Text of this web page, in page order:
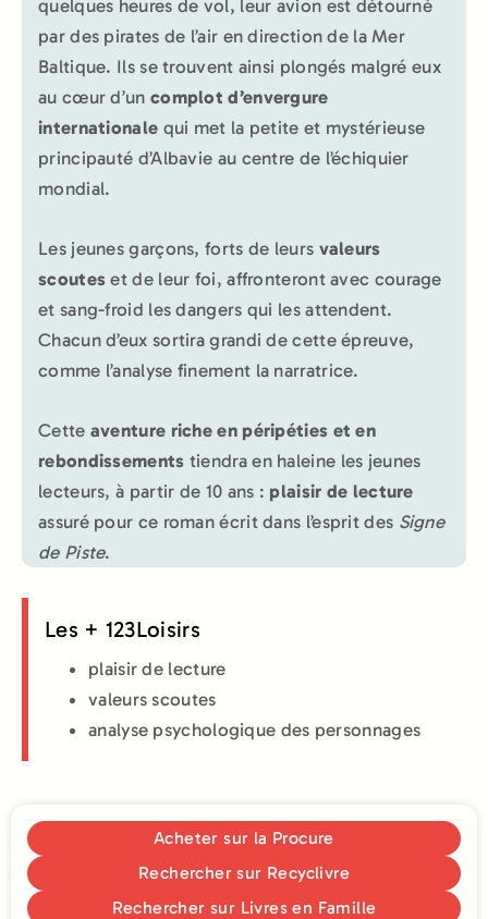
quelques heures de vol, leur avion est détourné
par des pirates de l’air en direction de la Mer
Baltique. Ils se trouvent ainsi plongés malgré eux
au cœur d’un complot d’envergure
internationale qui met la petite et mystérieuse
principauté d’Albavie au centre de l’échiquier
mondial.
Les jeunes garçons, forts de leurs valeurs
scouteset de leur foi, affronteront avec courage
et sang-froid les dangers qui les attendent.
Chacun d’eux sortira grandi de cette épreuve,
comme l’analyse finement la narratrice.
Cette aventure riche en péripéties et en
rebondissements tiendra en haleine les jeunes
lecteurs, à partir de 10 ans : plaisir de lecture
assuré pour ce roman écrit dans l’esprit des Signe
de Piste.
Les + 123Loisirs
plaisir de lecture
valeurs scoutes
analyse psychologique des personnages
Acheter sur la Procure
Rechercher sur Recyclivre
Rechercher sur Livres en Famille